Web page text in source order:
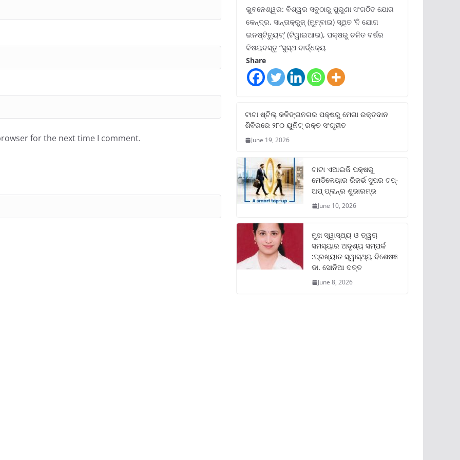
for the next time I comment.
ଭୁବନେଶ୍ୱର: ବିଶ୍ୱର ସବୁଠାରୁ ପୁରୁଣା ସଂଗଠିତ ଯୋଗ
କେନ୍ଦ୍ର, ସାନ୍ତାକ୍ରୁଜ୍ (ମୁମ୍ବାଇ) ସ୍ଥିତ ‘ଦି ଯୋଗ
ଇନଷ୍ଟିଚ୍ୟୁଟ୍‌’ (ଟିୱାଇଆଇ), ପକ୍ଷରୁ ଚଳିତ ବର୍ଷର
ବିଷୟବସ୍ତୁ “ସୁସ୍ଥ ବାର୍ଦ୍ଧକ୍ୟ
Share
ଟାଟା ଷ୍ଟିଲ୍‌ କଳିଙ୍ଗନଗର ପକ୍ଷରୁ ମେଗା ରକ୍ତଦାନ
ଶିବିରରେ ୨୮୦ ୟୁନିଟ୍‌ ରକ୍ତ ସଂଗୃହୀତ
June 19, 2026
ଟାଟା ଏଆଇଜି ପକ୍ଷରୁ
ମେଡିକେୟାର ରିଜର୍ଭ ସୁପର ଟପ୍‌-
ଅପ୍ ପ୍ଲାନ୍‌ର ଶୁଭାରମ୍ଭ
June 10, 2026
ମୁଖ ସ୍ୱାସ୍ଥ୍ୟ ଓ ତ୍ୱଚା
ସମସ୍ୟାର ଅଦୃଶ୍ୟ ସମ୍ପର୍କ
:ପ୍ରଖ୍ୟାତ ସ୍ୱାସ୍ଥ୍ୟ ବିଶେଷଜ୍ଞ
ଡା. ସୋନିଆ ଦତ୍ତ
June 8, 2026